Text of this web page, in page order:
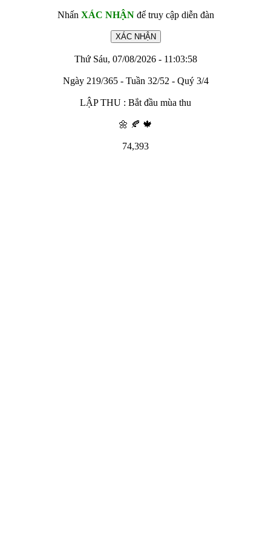
Nhấn XÁC NHẬNđể truy cập diễn đàn
Thứ Sáu, 07/08/2026 - 11:03:58
Ngày 219/365 - Tuần 32/52 - Quý 3/4
LẬP THU : Bắt đầu mùa thu
🌼 🍂 🍁
74,393